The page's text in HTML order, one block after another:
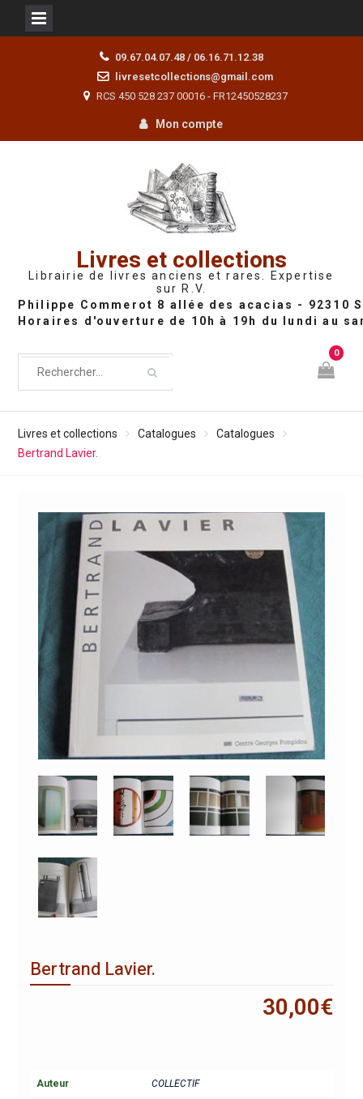
09.67.04.07.48 / 06.16.71.12.38
livresetcollections@gmail.com
RCS 450 528 237 00016 - FR12450528237
Mon compte
Livres et collections
Librairie de livres anciens et rares. Expertise
sur R.V.
0
Livres et collections Catalogues
Catalogues
Bertrand Lavier.
Bertrand Lavier.
30,00€
Auteur COLLECTIF